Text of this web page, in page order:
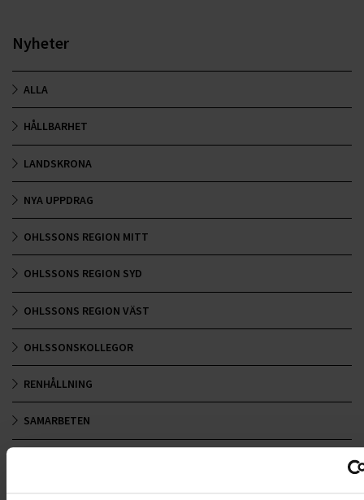
Nyheter
ALLA
HÅLLBARHET
LANDSKRONA
NYA UPPDRAG
OHLSSONS REGION MITT
OHLSSONS REGION SYD
OHLSSONS REGION VÄST
OHLSSONSKOLLEGOR
RENHÅLLNING
SAMARBETEN
VELLINGE